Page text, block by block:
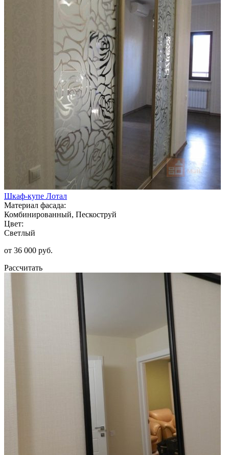
Шкаф-купе Лотал
Материал фасада:
Комбинированный, Пескоструй
Цвет:
Светлый
от 36 000 руб.
Рассчитать